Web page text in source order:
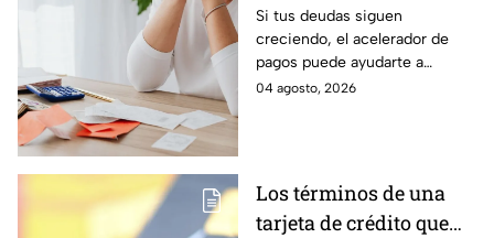
tus deudas más rápido
y recuperar el control
de tus finanzas
Si tus deudas siguen
creciendo, el acelerador de
pagos puede ayudarte a
ordenar tus finanzas, priorizar
04 agosto, 2026
Los términos de una
tarjeta de crédito que